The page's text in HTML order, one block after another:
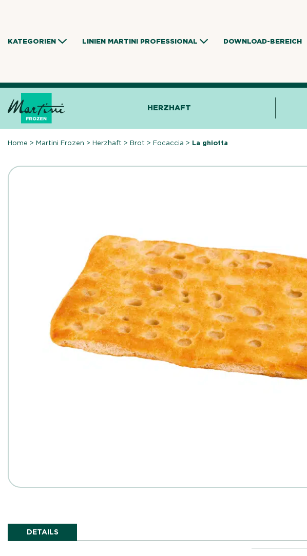
KATEGORIEN LINIEN MARTINI PROFESSIONAL DOWNLOAD-BEREICH
HERZHAFT
Home >Martini Frozen >Herzhaft >Brot >Focaccia > La ghiotta
DETAILS